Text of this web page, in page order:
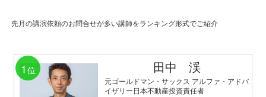
先月の講演依頼のお問合せが多い講師をランキング形式でご紹介
1 位 田中 渓
元ゴールドマン・サックス アルファ・アドバ
イザリー日本不動産投資責任者